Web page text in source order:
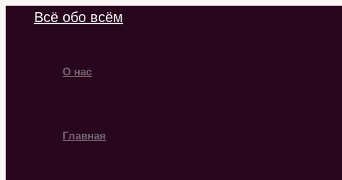
ПерейтиВсё обо всём
О нас
Главная